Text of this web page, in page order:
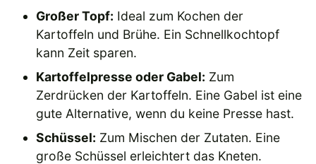
Großer Topf: Ideal zum Kochen der
Kartoffeln und Brühe. Ein Schnellkochtopf
kann Zeit sparen.
Kartoffelpresse oder Gabel: Zum
Zerdrücken der Kartoffeln. Eine Gabel ist eine
gute Alternative, wenn du keine Presse hast.
Schüssel: Zum Mischen der Zutaten. Eine
große Schüssel erleichtert das Kneten.